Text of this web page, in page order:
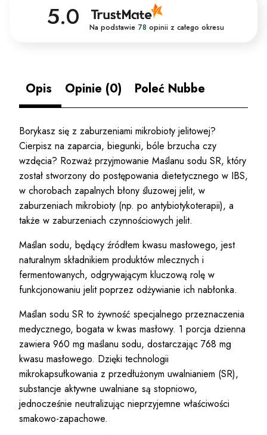
5.0 Na podstawie 78 opinii z całego okresu
Opis Opinie (0) Poleć Nubbe
Borykasz się z zaburzeniami mikrobioty jelitowej?
Cierpisz na zaparcia, biegunki, bóle brzucha czy
wzdęcia? Rozważ przyjmowanie Maślanu sodu SR, który
został stworzony do postępowania dietetycznego w IBS,
w chorobach zapalnych błony śluzowej jelit, w
zaburzeniach mikrobioty (np. po antybiotykoterapii), a
także w zaburzeniach czynnościowych jelit.
Maślan sodu, będący źródłem kwasu masłowego, jest
naturalnym składnikiem produktów mlecznych i
fermentowanych, odgrywającym kluczową rolę w
funkcjonowaniu jelit poprzez odżywianie ich nabłonka.
Maślan sodu SR to żywność specjalnego przeznaczenia
medycznego, bogata w kwas masłowy. 1 porcja dzienna
zawiera 960 mg maślanu sodu, dostarczając 768 mg
kwasu masłowego. Dzięki technologii
mikrokapsułkowania z przedłużonym uwalnianiem (SR),
substancje aktywne uwalniane są stopniowo,
jednocześnie neutralizując nieprzyjemne właściwości
smakowo-zapachowe.